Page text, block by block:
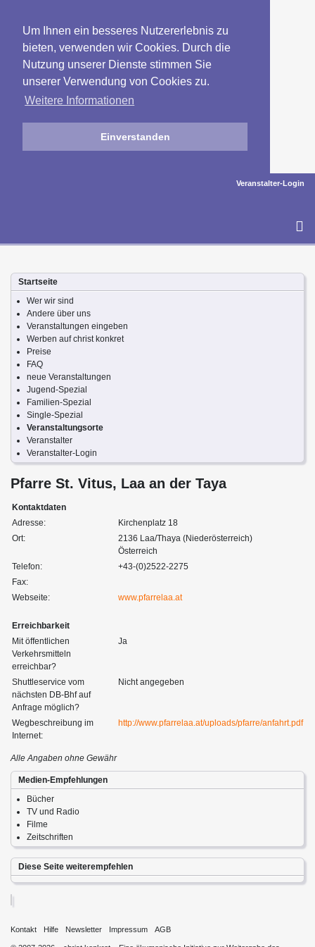
Um Ihnen ein besseres Nutzererlebnis zu
bieten, verwenden wir Cookies. Durch die
Nutzung unserer Dienste stimmen Sie
unserer Verwendung von Cookies zu.
Weitere Informationen
Einverstanden
Veranstalter-Login
Startseite
Wer wir sind
Andere über uns
Veranstaltungen eingeben
Werben auf christ konkret
Preise
FAQ
neue Veranstaltungen
Jugend-Spezial
Familien-Spezial
Single-Spezial
Veranstaltungsorte
Veranstalter
Veranstalter-Login
Pfarre St. Vitus, Laa an der Taya
Kontaktdaten
Adresse:
Kirchenplatz 18
Ort:
2136 Laa/Thaya (Niederösterreich)
Österreich
Telefon:
+43-(0)2522-2275
Fax:
Webseite:
www.pfarrelaa.at
Erreichbarkeit
Mit öffentlichen
Verkehrsmitteln
erreichbar?
Ja
Shuttleservice vom
nächsten DB-Bhf auf
Anfrage möglich?
Nicht angegeben
Wegbeschreibung im
Internet:
http://www.pfarrelaa.at/uploads/pfarre/anfahrt.pdf
Alle Angaben ohne Gewähr
Medien-Empfehlungen
Bücher
TV und Radio
Filme
Zeitschriften
Diese Seite weiterempfehlen
Kontakt Hilfe Newsletter Impressum AGB